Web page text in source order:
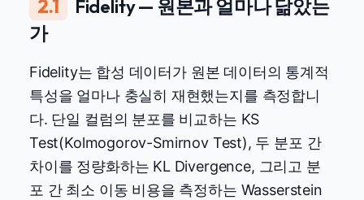
2.1
Fidelity — 원본과 얼마나 닮았는
가
Fidelity는 합성 데이터가 원본 데이터의 통계적
특성을 얼마나 충실히 재현했는지를 측정합니
다. 단일 컬럼의 분포를 비교하는 KS
Test(Kolmogorov-Smirnov Test), 두 분포 간
차이를 정량화하는 KL Divergence, 그리고 분
포 간 최소 이동 비용을 측정하는 Wasserstein